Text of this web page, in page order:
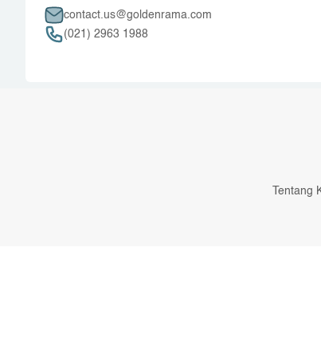
contact.us@goldenrama.com
(021) 2963 1988
Tentang